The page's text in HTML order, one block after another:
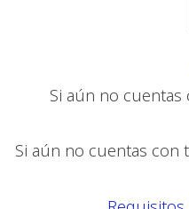
Si aún no
Si aún no cuentas con